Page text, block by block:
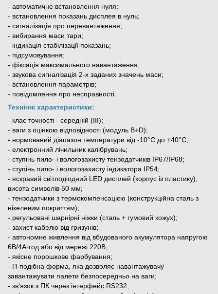
- автоматичне встановлення нуля;
- встановлення показань дисплея в нуль;
- сигналізація про перевантаження;
- вибирання маси тари;
- індикація стабілізації показань;
- підсумовування;
- фіксація максимального навантаження;
- звукова сигналізація 2-х заданих значень маси;
- встановлення параметрів;
- повідомлення про несправності.
Технічні характеристики:
- клас точності - середній (III);
- ваги з оцінкою відповідності (модуль B+D);
- нормований діапазон температури від -10°С до +40°С;
- електронний лічильник калібрувань;
- ступінь пило- і вологозахисту тензодатчиків ІР67/ІР68;
- ступінь пило- і вологозахисту індикатора ІР54;
- яскравий світлодіодний LED дисплей (корпус із пластику),
висота символів 50 мм;
- тензодатчики з термокомпенсацією (конструкційна сталь з
нікелевим покриттям);
- регульовані шарнірні ніжки (сталь + гумовий кожух);
- захист кабелю від гризунів;
- автономне живлення від вбудованого акумулятора напругою
6В/4А·год або від мережі 220В;
- якісне порошкове фарбування;
- П-подібна форма, яка дозволяє навантажувачу
завантажувати палети безпосередньо на ваги;
- зв'язок з ПК через інтерфейс RS232;